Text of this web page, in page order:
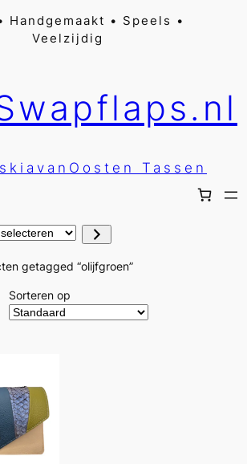
Handgemaakt • Speels •
Veelzijdig
Tassen
getagged “olijfgroen”
Sorteren op